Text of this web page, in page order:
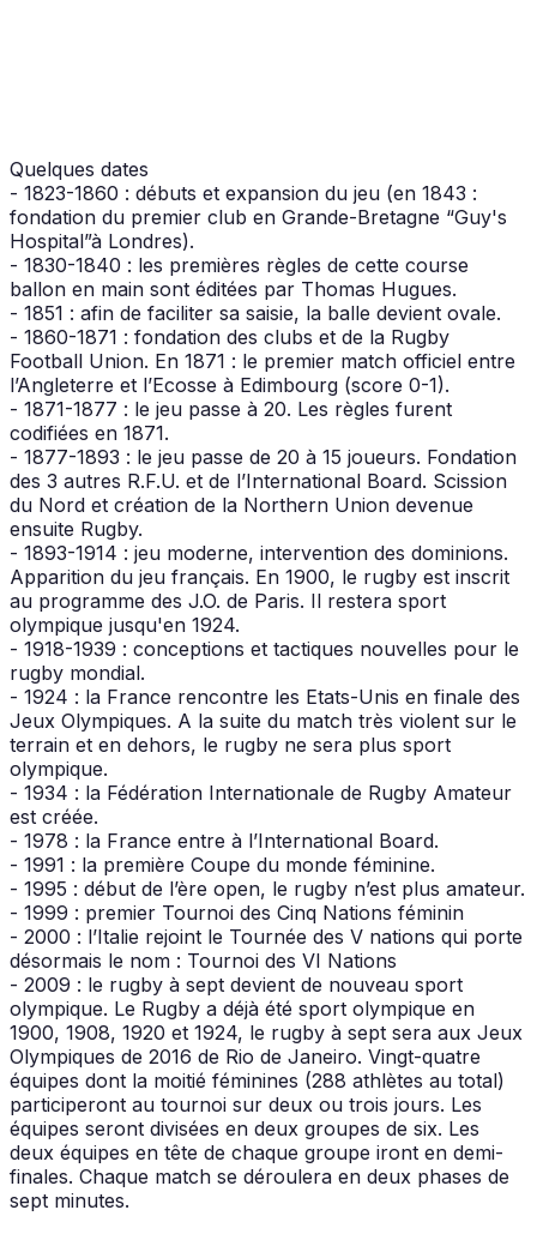
Quelques dates
- 1823-1860 : débuts et expansion du jeu (en 1843 :
fondation du premier club en Grande-Bretagne “Guy's
Hospital”à Londres).
- 1830-1840 : les premières règles de cette course
ballon en main sont éditées par Thomas Hugues.
- 1851 : afin de faciliter sa saisie, la balle devient ovale.
- 1860-1871 : fondation des clubs et de la Rugby
Football Union. En 1871 : le premier match officiel entre
l’Angleterre et l’Ecosse à Edimbourg (score 0-1).
- 1871-1877 : le jeu passe à 20. Les règles furent
codifiées en 1871.
- 1877-1893 : le jeu passe de 20 à 15 joueurs. Fondation
des 3 autres R.F.U. et de l’International Board. Scission
du Nord et création de la Northern Union devenue
ensuite Rugby.
- 1893-1914 : jeu moderne, intervention des dominions.
Apparition du jeu français. En 1900, le rugby est inscrit
au programme des J.O. de Paris. Il restera sport
olympique jusqu'en 1924.
- 1918-1939 : conceptions et tactiques nouvelles pour le
rugby mondial.
- 1924 : la France rencontre les Etats-Unis en finale des
Jeux Olympiques. A la suite du match très violent sur le
terrain et en dehors, le rugby ne sera plus sport
olympique.
- 1934 : la Fédération Internationale de Rugby Amateur
est créée.
- 1978 : la France entre à l’International Board.
- 1991 : la première Coupe du monde féminine.
- 1995 : début de l’ère open, le rugby n’est plus amateur.
- 1999 : premier Tournoi des Cinq Nations féminin
- 2000 : l’Italie rejoint le Tournée des V nations qui porte
désormais le nom : Tournoi des VI Nations
- 2009 : le rugby à sept devient de nouveau sport
olympique. Le Rugby a déjà été sport olympique en
1900, 1908, 1920 et 1924, le rugby à sept sera aux Jeux
Olympiques de 2016 de Rio de Janeiro. Vingt-quatre
équipes dont la moitié féminines (288 athlètes au total)
participeront au tournoi sur deux ou trois jours. Les
équipes seront divisées en deux groupes de six. Les
deux équipes en tête de chaque groupe iront en demi-
finales. Chaque match se déroulera en deux phases de
sept minutes.